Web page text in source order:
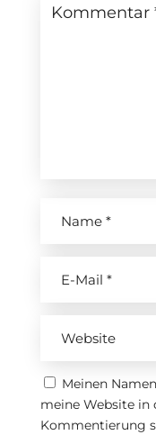
Meinen
meine Website in
Kommentierung